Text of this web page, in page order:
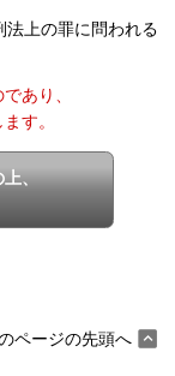
上の罪に問われる
あり、
す。
上、
ページの先頭へ